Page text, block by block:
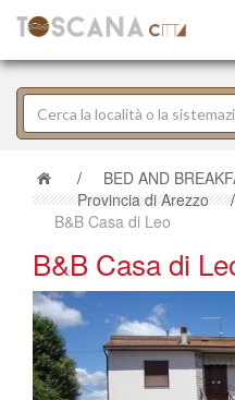
/ BED AND
Provincia di Arezzo
/
B&B Casa di Leo
B&B Casa di